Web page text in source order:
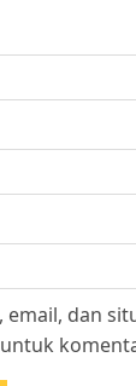
email, dan
Kader